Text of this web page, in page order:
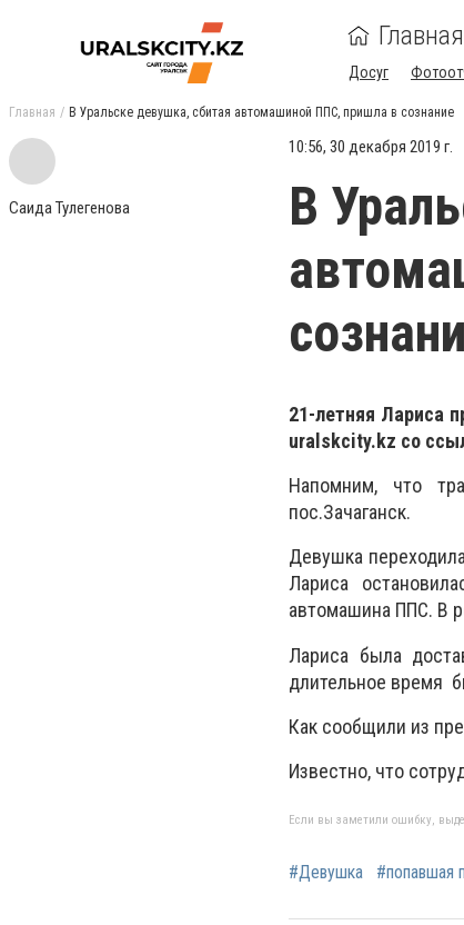
Главная
Досуг
Главная В Уральске девушка, сбитая автомашиной ППС, пришла в сознание
Саида Тулегенова
10:56, 30 декабря 2019 г.
В
21-летняя Лариса
uralskcity.kz со
Напомним, что
пос.Зачаганск.
Девушка
Лариса
автомашина ППС. В
Лариса была
длительное время
Как сообщили из
Известно, что
Если вы заметили ошибку,
#Девушка #попавшая